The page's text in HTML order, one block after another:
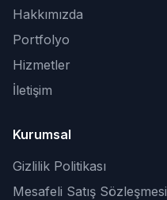
Hakkımızda
Portfolyo
Hizmetler
İletişim
Kurumsal
Gizlilik Politikası
Mesafeli Satış Sözleşmesi